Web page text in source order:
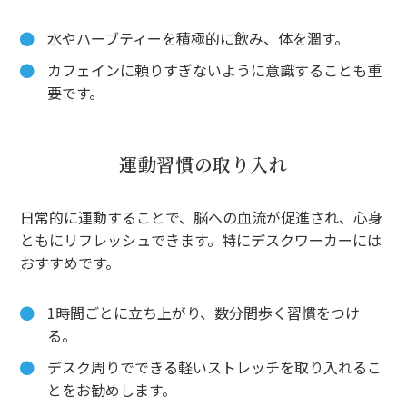
水やハーブティーを積極的に飲み、体を潤す。
カフェインに頼りすぎないように意識することも重
要です。
運動習慣の取り入れ
日常的に運動することで、脳への血流が促進され、心身
ともにリフレッシュできます。特にデスクワーカーには
おすすめです。
1時間ごとに立ち上がり、数分間歩く習慣をつけ
る。
デスク周りでできる軽いストレッチを取り入れるこ
とをお勧めします。